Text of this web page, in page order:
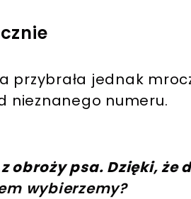
przybrała jednak
nieznanego numeru.
obroży psa. Dzięki, że
wybierzemy?